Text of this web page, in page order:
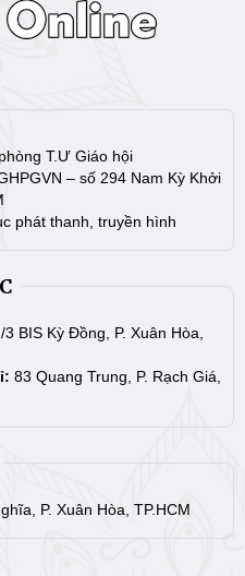
T.Ư Giáo hội
– số 294 Nam Kỳ Khởi
phát thanh, truyền hình
3 BIS Kỳ Đồng, P. Xuân Hòa,
83 Quang Trung, P. Rạch Giá,
P. Xuân Hòa, TP.HCM